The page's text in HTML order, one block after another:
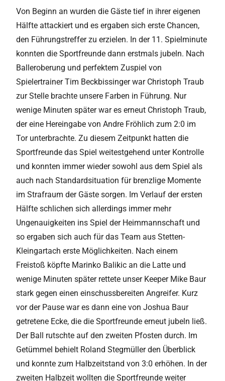
Von Beginn an wurden die Gäste tief in ihrer eigenen
Hälfte attackiert und es ergaben sich erste Chancen,
den Führungstreffer zu erzielen. In der 11. Spielminute
konnten die Sportfreunde dann erstmals jubeln. Nach
Balleroberung und perfektem Zuspiel von
Spielertrainer Tim Beckbissinger war Christoph Traub
zur Stelle brachte unsere Farben in Führung. Nur
wenige Minuten später war es erneut Christoph Traub,
der eine Hereingabe von Andre Fröhlich zum 2:0 im
Tor unterbrachte. Zu diesem Zeitpunkt hatten die
Sportfreunde das Spiel weitestgehend unter Kontrolle
und konnten immer wieder sowohl aus dem Spiel als
auch nach Standardsituation für brenzlige Momente
im Strafraum der Gäste sorgen. Im Verlauf der ersten
Hälfte schlichen sich allerdings immer mehr
Ungenauigkeiten ins Spiel der Heimmannschaft und
so ergaben sich auch für das Team aus Stetten-
Kleingartach erste Möglichkeiten. Nach einem
Freistoß köpfte Marinko Balikic an die Latte und
wenige Minuten später rettete unser Keeper Mike Baur
stark gegen einen einschussbereiten Angreifer. Kurz
vor der Pause war es dann eine von Joshua Baur
getretene Ecke, die die Sportfreunde erneut jubeln ließ.
Der Ball rutschte auf den zweiten Pfosten durch. Im
Getümmel behielt Roland Stegmüller den Überblick
und konnte zum Halbzeitstand von 3:0 erhöhen. In der
zweiten Halbzeit wollten die Sportfreunde weiter